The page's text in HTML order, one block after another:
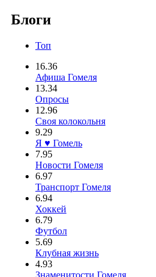
Блоги
Топ
16.36
Афиша Гомеля
13.34
Опросы
12.96
Своя колокольня
9.29
Я ♥ Гомель
7.95
Новости Гомеля
6.97
Транспорт Гомеля
6.94
Хоккей
6.79
Футбол
5.69
Клубная жизнь
4.93
Знаменитости Гомеля